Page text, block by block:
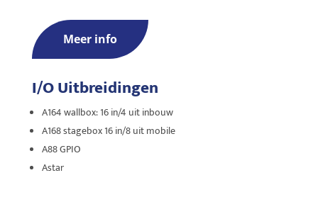
Meer info
I/O Uitbreidingen
A164 wallbox: 16 in/4 uit inbouw
A168 stagebox 16 in/8 uit mobile
A88 GPIO
Astar